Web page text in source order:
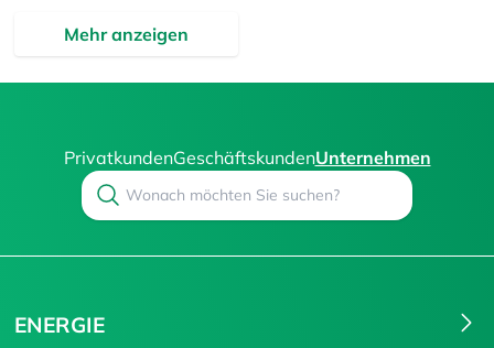
Mehr anzeigen
PrivatkundenGeschäftskundenUnternehmen
Search
ENERGIE